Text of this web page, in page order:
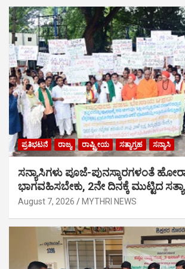
ಪ್ರತಿಭಟನೆ ರಾಜ್ಯ ರಾಷ್ಟ್ರೀಯ ಸತ್ಯಾಗ್ರಹ ಸನ್ಯಾಸಿ
ಸನ್ಯಾಸಿಗಳು ಪೂಜೆ-ಪುನಸ್ಕಾರಗಳಂತೆ
ಭಾಗವಹಿಸಬೇಕು, 2ನೇ ದಿನಕ್ಕೆ ಮುಟ್ಟಿದ
August 7, 2026 MYTHRI NEWS